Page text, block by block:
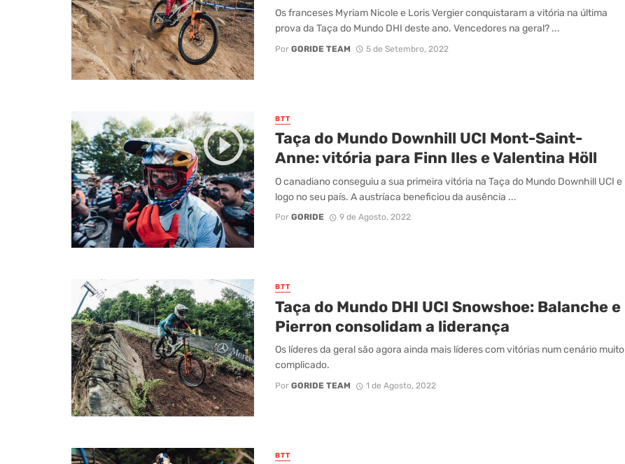
Os franceses Myriam Nicole e Loris Vergier conquistaram a vitória na última
prova da Taça do Mundo DHI deste ano. Vencedores na geral? ...
Por GORIDE TEAM 5 de Setembro, 2022
BTT
Taça do Mundo Downhill UCI Mont-Saint-
Anne: vitória para Finn Iles e Valentina Höll
O canadiano conseguiu a sua primeira vitória na Taça do Mundo Downhill UCI e
logo no seu país. A austríaca beneficiou da ausência ...
Por GORIDE 9 de Agosto, 2022
BTT
Taça do Mundo DHI UCI Snowshoe: Balanche e
Pierron consolidam a liderança
Os líderes da geral são agora ainda mais líderes com vitórias num cenário muito
complicado.
Por GORIDE TEAM 1 de Agosto, 2022
BTT